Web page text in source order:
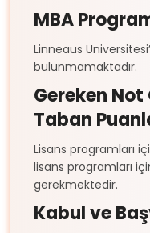
MBA
Linneaus
bulunmamaktadır.
Gereken
Taban
Lisans programları
lisans programları
gerekmektedir.
Kabul ve